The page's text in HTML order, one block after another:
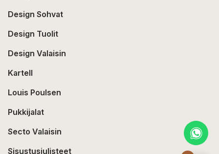
Design Sohvat
Design Tuolit
Design Valaisin
Kartell
Louis Poulsen
Pukkijalat
Secto Valaisin
Sisustusjulisteet